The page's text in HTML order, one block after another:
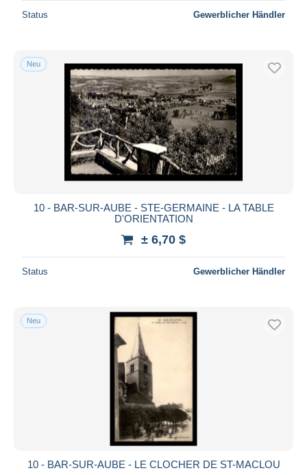
Status Gewerblicher Händler
Neu
10 - BAR-SUR-AUBE - STE-GERMAINE - LA TABLE
D'ORIENTATION
± 6,70 $
Status Gewerblicher Händler
Neu
10 - BAR-SUR-AUBE - LE CLOCHER DE ST-MACLOU